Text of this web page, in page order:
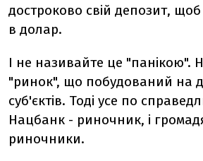
достроково свій депозит,
в долар.
І не називайте це "панікою".
"ринок", що побудований на
суб'єктів. Тоді усе по
Нацбанк - риночник, і
риночники.